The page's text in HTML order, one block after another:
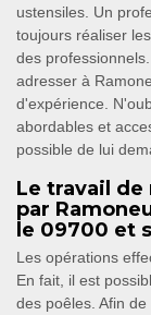
ustensiles. Un
toujours réaliser
des
adresser à
d'expérience.
abordables et
possible de lui
Le travail
par
le 09700 et
Les opérations
En fait, il est
des poêles. Afin